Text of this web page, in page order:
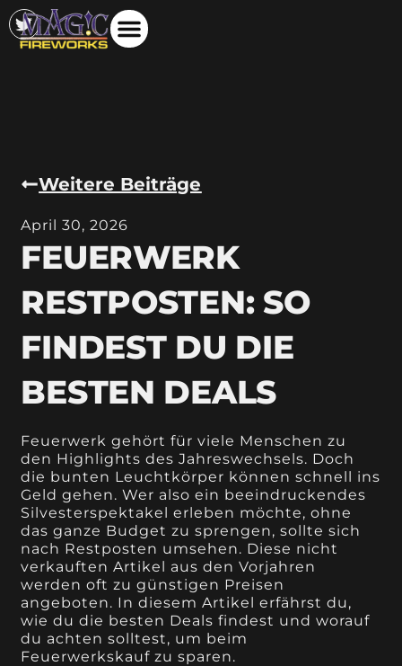
Weitere Beiträge
April 30, 2026
FEUERWERK
RESTPOSTEN: SO
FINDEST DU DIE
BESTEN DEALS
Feuerwerk gehört für viele Menschen zu
den Highlights des Jahreswechsels. Doch
die bunten Leuchtkörper können schnell ins
Geld gehen. Wer also ein beeindruckendes
Silvesterspektakel erleben möchte, ohne
das ganze Budget zu sprengen, sollte sich
nach Restposten umsehen. Diese nicht
verkauften Artikel aus den Vorjahren
werden oft zu günstigen Preisen
angeboten. In diesem Artikel erfährst du,
wie du die besten Deals findest und worauf
du achten solltest, um beim
Feuerwerkskauf zu sparen.